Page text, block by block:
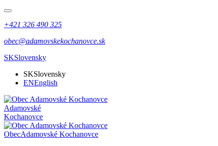
+421 326 490 325
obec@adamovskekochanovce.sk
SKSlovensky
SKSlovensky
ENEnglish
Adamovské
Kochanovce
ObecAdamovské Kochanovce